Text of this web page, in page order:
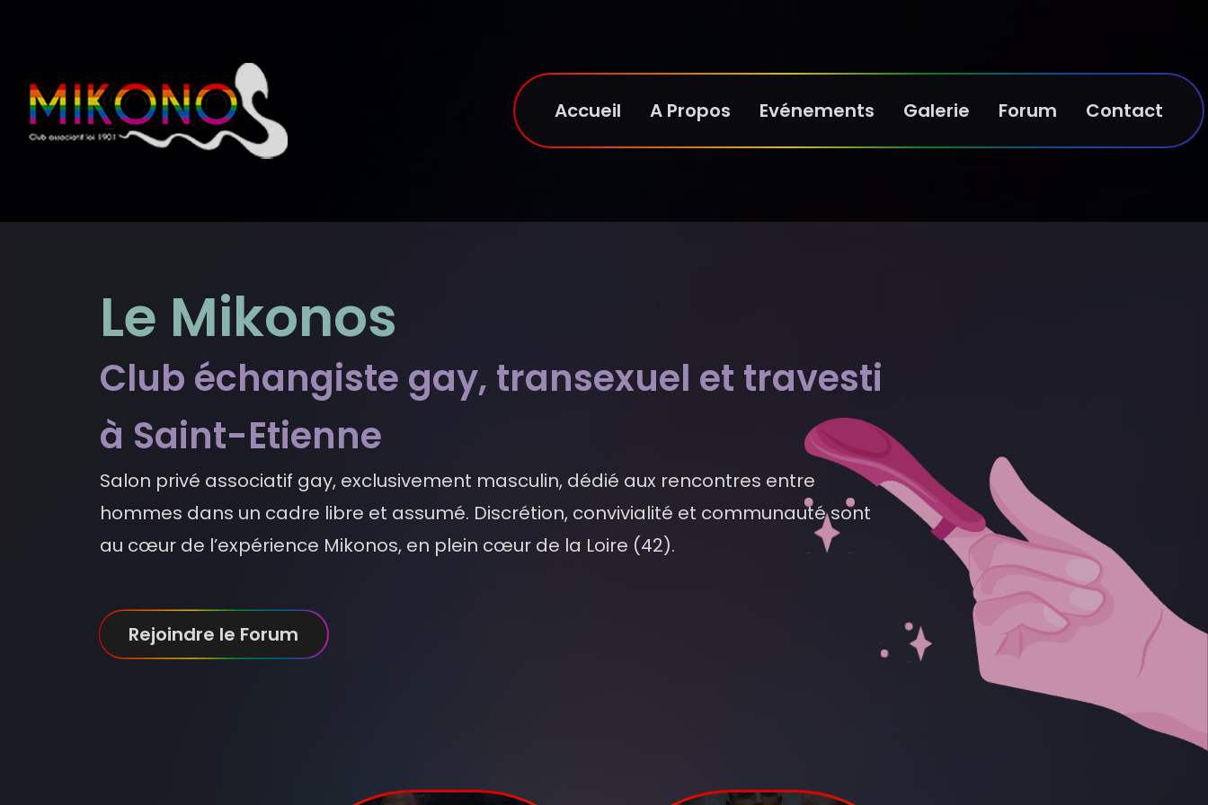
Accueil A Propos Evénements Galerie Forum Contact
Le Mikonos
Club échangiste gay, transexuel et travesti
à Saint-Etienne
Salon privé associatif gay, exclusivement masculin, dédié aux rencontres entre
hommes dans un cadre libre et assumé. Discrétion, convivialité et communauté sont
au cœur de l’expérience Mikonos, en plein cœur de la Loire (42).
Rejoindre le Forum